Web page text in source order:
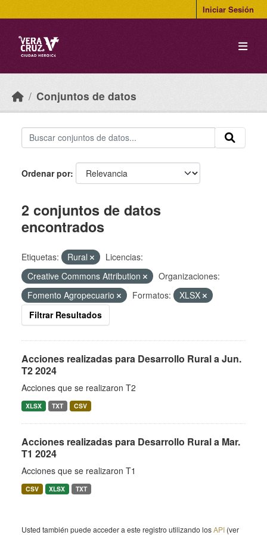
Iniciar Sesión
Conjuntos de datos
Ordenar por
2 conjuntos de datos
encontrados
Etiquetas: Rural
Licencias:
Creative Commons Attribution
Organizaciones:
Fomento Agropecuario
Formatos:
XLSX
Filtrar Resultados
Acciones realizadas para Desarrollo Rural a Jun.
T2 2024
Acciones que se realizaron T2
XLSX TXT CSV
Acciones realizadas para Desarrollo Rural a Mar.
T1 2024
Acciones que se realizaron T1
CSV XLSX TXT
Usted también puede acceder a este registro utilizando losAPI (ver